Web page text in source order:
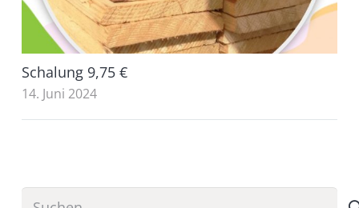
Schalung 9,75 €
14. Juni 2024
Suchen